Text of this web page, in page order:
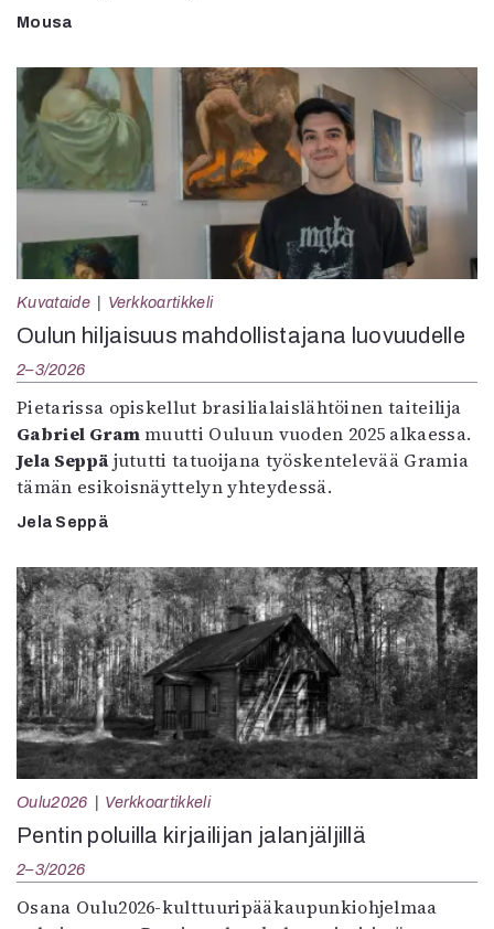
Mousa
Kuvataide Verkkoartikkeli
Oulun hiljaisuus mahdollistajana luovuudelle
2–3/2026
Pietarissa opiskellut brasilialaislähtöinen taiteilija
Gabriel Grammuutti Ouluun vuoden 2025 alkaessa.
Jela Seppä jututti tatuoijana työskentelevää Gramia
tämän esikoisnäyttelyn yhteydessä.
Jela Seppä
Oulu2026 Verkkoartikkeli
Pentin poluilla kirjailijan jalanjäljillä
2–3/2026
Osana Oulu2026-kulttuuripääkaupunkiohjelmaa